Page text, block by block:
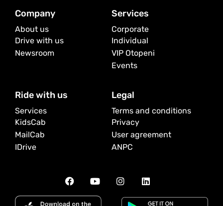
Company
About us
Drive with us
Newsroom
Services
Corporate
Individual
VIP Otopeni
Events
Ride with us
Services
KidsCab
MailCab
IDrive
Legal
Terms and conditions
Privacy
User agreement
ANPC